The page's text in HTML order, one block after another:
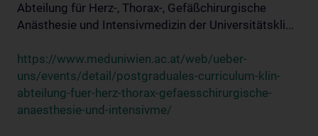
Abteilung für Herz-, Thorax-, Gefäßchirurgische
Anästhesie und Intensivmedizin der Universitätskli...
https://www.meduniwien.ac.at/web/ueber-
uns/events/detail/postgraduales-curriculum-klin-
abteilung-fuer-herz-thorax-gefaesschirurgische-
anaesthesie-und-intensivme/